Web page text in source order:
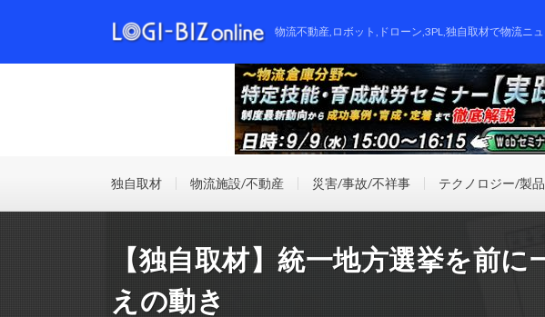
物流不動産,ロボット,ドローン,3PL,独自取材で物流ニ
独自取材 物流施設/不動産 災害/事故/不祥事 テクノロジー/製品
【独自取材】統一地方選挙を前
えの動き